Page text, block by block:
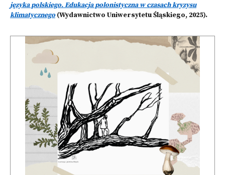
języka polskiego. Edukacja polonistyczna w czasach kryzysu
klimatycznego(Wydawnictwo Uniwersytetu Śląskiego, 2025).